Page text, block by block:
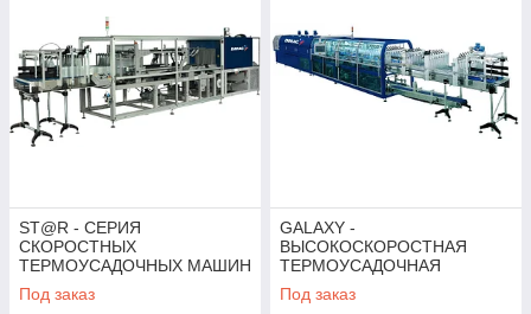
ST@R - СЕРИЯ
СКОРОСТНЫХ
ТЕРМОУСАДОЧНЫХ МАШИН
С ТЕХНОЛОГИЕЙ "WRAP
AROUND"
Под заказ
GALAXY -
ВЫСОКОСКОРОСТНАЯ
ТЕРМОУСАДОЧНАЯ
МАШИНА
Под заказ